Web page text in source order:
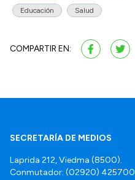
Educación Salud
COMPARTIR EN:
SECRETARÍA DE MEDIOS
Laprida 212, Viedma (8500).
Conmutador: (02920) 425700